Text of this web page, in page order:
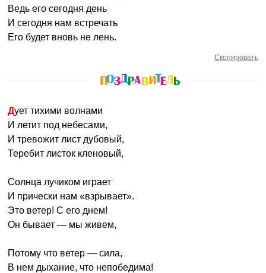
Ведь его сегодня день
И сегодня нам встречать
Его будет вновь не лень.
Скопировать
Дует тихими волнами
И летит под небесами,
И тревожит лист дубовый,
Теребит листок кленовый,
Солнца лучиком играет
И прически нам «взрывает».
Это ветер! С его днем!
Он бывает — мы живем,
Потому что ветер — сила,
В нем дыхание, что непобедима!